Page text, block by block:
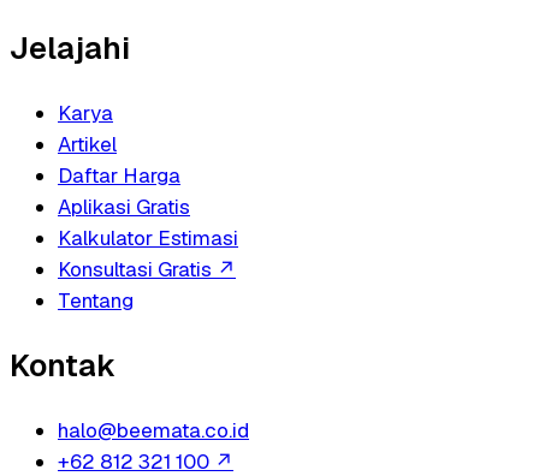
Jelajahi
Karya
Artikel
Daftar Harga
Aplikasi Gratis
Kalkulator Estimasi
Konsultasi Gratis ↗
Tentang
Kontak
halo@beemata.co.id
+62 812 321 100 ↗